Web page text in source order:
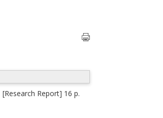
[Research Report] 16 p.